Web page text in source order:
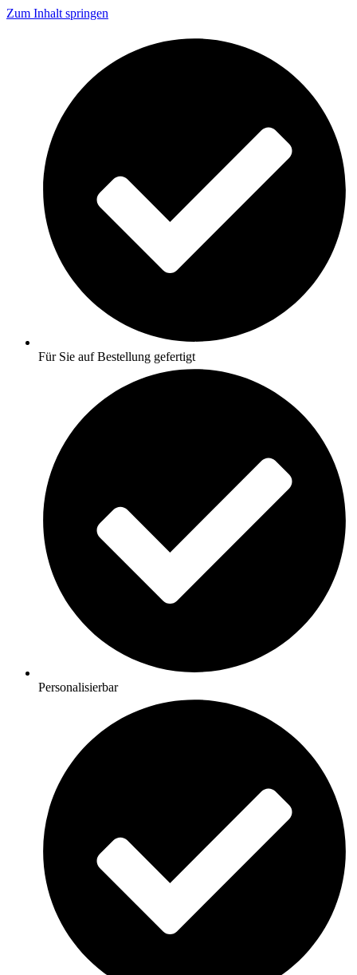
Zum Inhalt springen
Für Sie auf Bestellung gefertigt
Personalisierbar